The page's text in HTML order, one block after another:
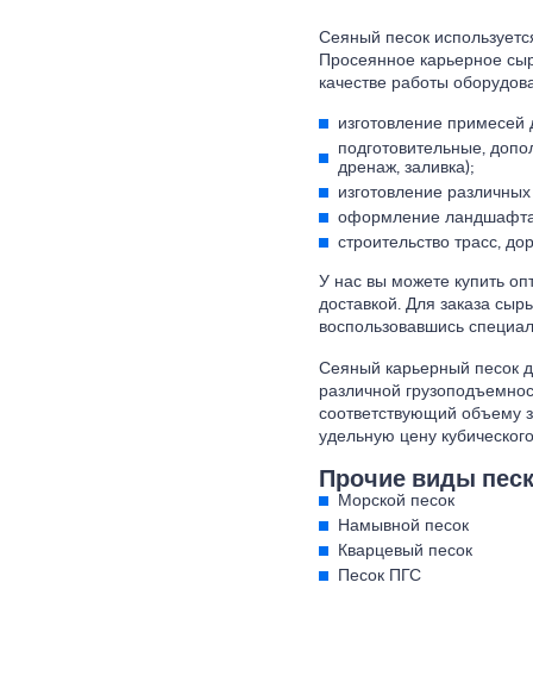
Сеяный песок
Просеянное карьерное
качестве работы
изготовление примесей
подготовительные,
дренаж, заливка);
изготовление
оформление
строительство трасс,
У нас вы можете купить
доставкой. Для заказа
воспользовавшись
Сеяный карьерный песок
различной
соответствующий объему
удельную цену
Прочие виды
Морской песок
Намывной песок
Кварцевый песок
Песок ПГС